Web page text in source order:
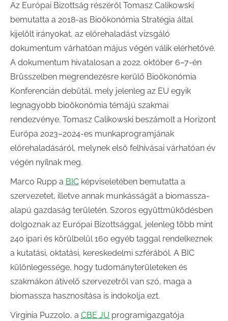
Az Európai Bizottság részéről Tomasz Calikowski
bemutatta a 2018-as Bioökonómia Stratégia által
kijelölt irányokat, az előrehaladást vizsgáló
dokumentum várhatóan május végén válik elérhetővé.
A dokumentum hivatalosan a 2022. október 6–7-én
Brüsszelben megrendezésre kerülő Bioökonómia
Konferencián debütál, mely jelenleg az EU egyik
legnagyobb bioökonómia témájú szakmai
rendezvénye. Tomasz Calikowski beszámolt a Horizont
Európa 2023–2024-es munkaprogramjának
előrehaladásáról, melynek első felhívásai várhatóan év
végén nyílnak meg.
Marco Rupp a BIC képviseletében bemutatta a
szervezetet, illetve annak munkásságát a biomassza-
alapú gazdaság területén. Szoros együttműködésben
dolgoznak az Európai Bizottsággal, jelenleg több mint
240 ipari és körülbelül 160 egyéb taggal rendelkeznek
a kutatási, oktatási, kereskedelmi szférából. A BIC
különlegessége, hogy tudományterületeken és
szakmákon átívelő szervezetről van szó, maga a
biomassza hasznosítása is indokolja ezt.
Virginia Puzzolo, a CBE JU programigazgatója